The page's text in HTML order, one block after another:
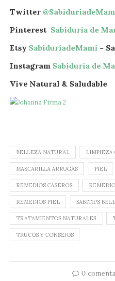
Twitter
Pinterest Sabiduría de
Etsy SabiduríadeMami –
Instagram Sabiduría de
Vive Natural & Saludable
BELLEZA NATURAL LIMPIEZA
MASCARILLA ARRUGAS PIEL
REMEDIOS CASEROS
REMEDIOS PIEL SABITIPS
TRATAMIENTOS NATURALES
TRUCOS Y CONSEJOS
0